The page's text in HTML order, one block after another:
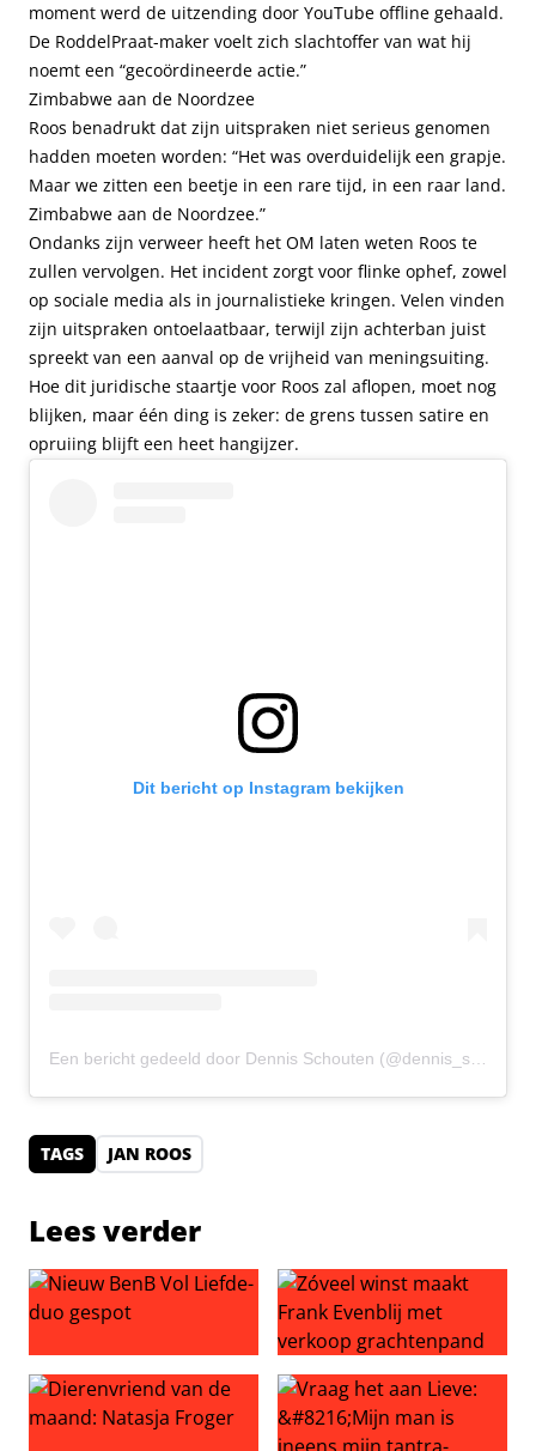
moment werd de uitzending door YouTube offline gehaald.
De RoddelPraat-maker voelt zich slachtoffer van wat hij
noemt een “gecoördineerde actie.”
Zimbabwe aan de Noordzee
Roos benadrukt dat zijn uitspraken niet serieus genomen
hadden moeten worden: “Het was overduidelijk een grapje.
Maar we zitten een beetje in een rare tijd, in een raar land.
Zimbabwe aan de Noordzee.”
Ondanks zijn verweer heeft het OM laten weten Roos te
zullen vervolgen. Het incident zorgt voor flinke ophef, zowel
op sociale media als in journalistieke kringen. Velen vinden
zijn uitspraken ontoelaatbaar, terwijl zijn achterban juist
spreekt van een aanval op de vrijheid van meningsuiting.
Hoe dit juridische staartje voor Roos zal aflopen, moet nog
blijken, maar één ding is zeker: de grens tussen satire en
opruiing blijft een heet hangijzer.
Dit bericht op Instagram bekijken
TAGS JAN ROOS
Lees verder
Nieuw BenB Vol Liefde-duo gespotZóveel winst maakt Frank